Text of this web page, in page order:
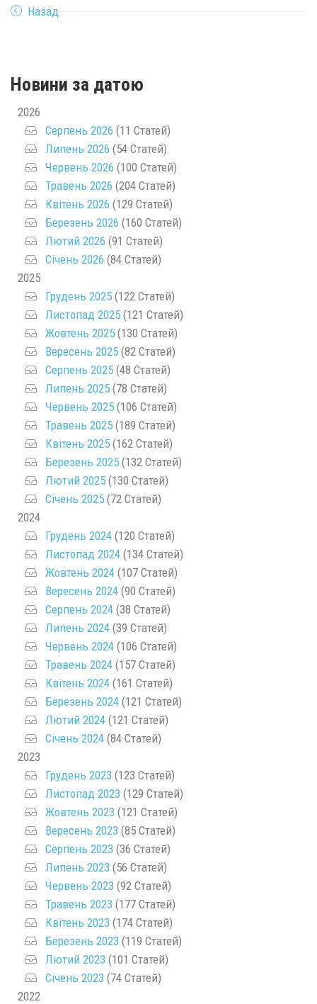
Назад
Новини за датою
2026
Серпень 2026 (11 Статей)
Липень 2026 (54 Статей)
Червень 2026 (100 Статей)
Травень 2026 (204 Статей)
Квітень 2026 (129 Статей)
Березень 2026 (160 Статей)
Лютий 2026 (91 Статей)
Січень 2026 (84 Статей)
2025
Грудень 2025 (122 Статей)
Листопад 2025 (121 Статей)
Жовтень 2025 (130 Статей)
Вересень 2025 (82 Статей)
Серпень 2025 (48 Статей)
Липень 2025 (78 Статей)
Червень 2025 (106 Статей)
Травень 2025 (189 Статей)
Квітень 2025 (162 Статей)
Березень 2025 (132 Статей)
Лютий 2025 (130 Статей)
Січень 2025 (72 Статей)
2024
Грудень 2024 (120 Статей)
Листопад 2024 (134 Статей)
Жовтень 2024 (107 Статей)
Вересень 2024 (90 Статей)
Серпень 2024 (38 Статей)
Липень 2024 (39 Статей)
Червень 2024 (106 Статей)
Травень 2024 (157 Статей)
Квітень 2024 (161 Статей)
Березень 2024 (121 Статей)
Лютий 2024 (121 Статей)
Січень 2024 (84 Статей)
2023
Грудень 2023 (123 Статей)
Листопад 2023 (129 Статей)
Жовтень 2023 (121 Статей)
Вересень 2023 (85 Статей)
Серпень 2023 (36 Статей)
Липень 2023 (56 Статей)
Червень 2023 (92 Статей)
Травень 2023 (177 Статей)
Квітень 2023 (174 Статей)
Березень 2023 (119 Статей)
Лютий 2023 (101 Статей)
Січень 2023 (74 Статей)
2022